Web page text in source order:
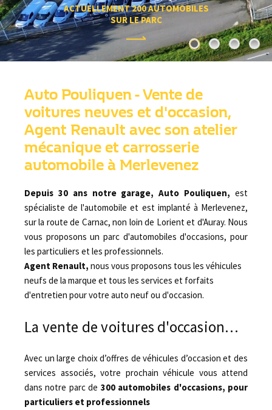
ACTUELLEMENT 200 AUTOMOBILES
SUR LE PARC
Auto Pouliquen - Vente de
voitures neuves et d'occasion,
Agent Renault avec son atelier
mécanique et carrosserie
automobile à Merlevenez
Depuis 30 ans notre garage, Auto Pouliquen, est
spécialiste de l'automobile et est implanté à Merlevenez,
sur la route de Carnac, non loin de Lorient et d'Auray. Nous
vous proposons un parc d'automobiles d'occasions, pour
les particuliers et les professionnels.
Agent Renault, nous vous proposons tous les véhicules
neufs de la marque et tous les services et forfaits
d'entretien pour votre auto neuf ou d'occasion.
La vente de voitures d'occasion…
Avec un large choix d’offres de véhicules d’occasion et des
services associés, votre prochain véhicule vous attend
dans notre parc de 300 automobiles d'occasions, pour
particuliers et professionnels